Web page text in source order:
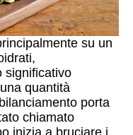
su un
significativo
quantità
porta
chiamato
inizia a bruciare i